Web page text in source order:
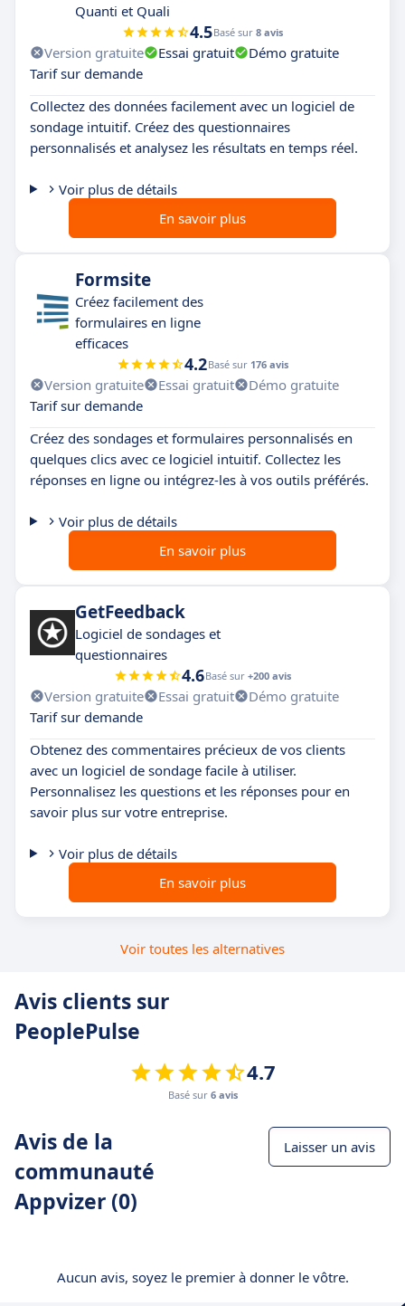
Quanti et Quali
4.5Basé sur 8 avis
Version gratuite Essai gratuit
Démo gratuite
Tarif sur demande
Collectez des données facilement avec un logiciel de
sondage intuitif. Créez des questionnaires
personnalisés et analysez les résultats en temps réel.
Voir plus de détails
En savoir plus
Formsite
Créez facilement des
formulaires en ligne
efficaces
4.2Basé sur 176 avis
Version gratuite Essai gratuit
Démo gratuite
Tarif sur demande
Créez des sondages et formulaires personnalisés en
quelques clics avec ce logiciel intuitif. Collectez les
réponses en ligne ou intégrez-les à vos outils préférés.
Voir plus de détails
En savoir plus
GetFeedback
Logiciel de sondages et
questionnaires
4.6Basé sur +200 avis
Version gratuite Essai gratuit
Démo gratuite
Tarif sur demande
Obtenez des commentaires précieux de vos clients
avec un logiciel de sondage facile à utiliser.
Personnalisez les questions et les réponses pour en
savoir plus sur votre entreprise.
Voir plus de détails
En savoir plus
Voir toutes les alternatives
Avis clients sur
PeoplePulse
4.7
Basé sur 6 avis
Avis de la
communauté
Appvizer (0)
Laisser un avis
Aucun avis, soyez le premier à donner le vôtre.